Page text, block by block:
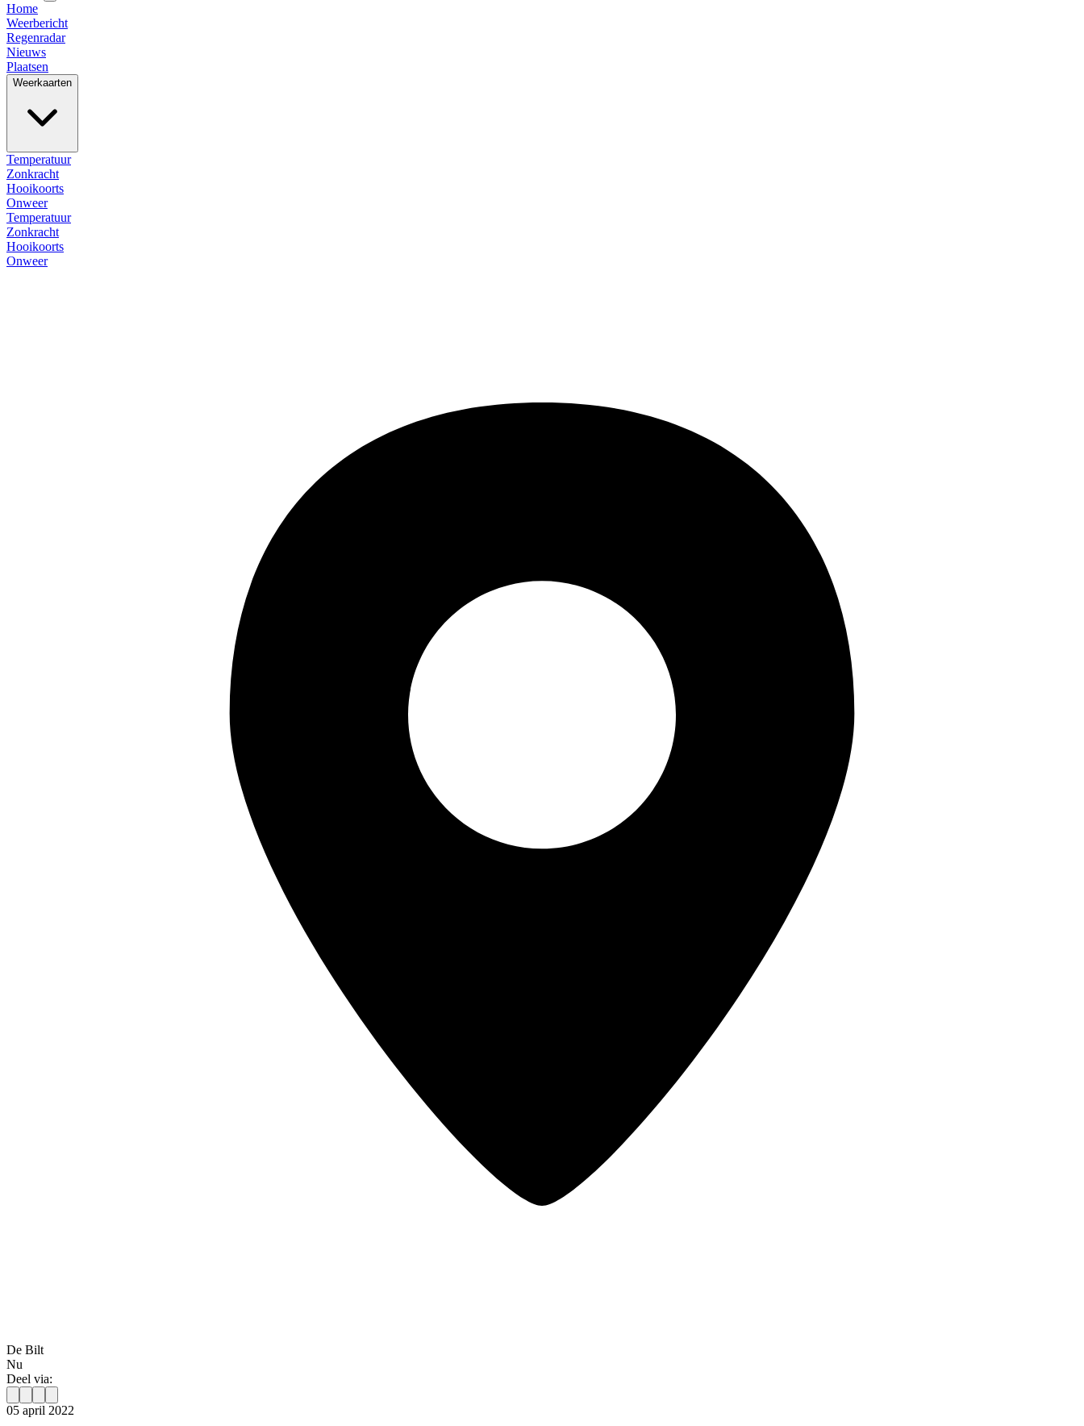
Home
Weerbericht
Regenradar
Nieuws
Plaatsen
Weerkaarten
Temperatuur
Zonkracht
Hooikoorts
Onweer
Temperatuur
Zonkracht
Hooikoorts
Onweer
De Bilt
Nu
Deel via:
05 april 2022